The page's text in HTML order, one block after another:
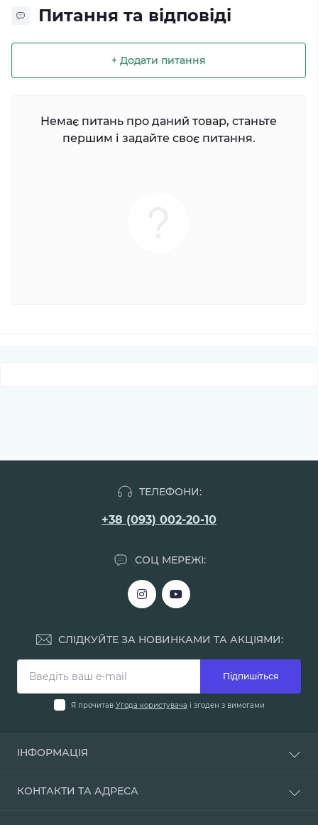
Питання та відповіді
+ Додати питання
Немає питань про даний товар, станьте
першим і задайте своє питання.
ТЕЛЕФОНИ:
+38 (093) 002-20-10
СОЦ МЕРЕЖІ:
СЛІДКУЙТЕ ЗА НОВИНКАМИ ТА АКЦІЯМИ:
Підпишіться
Я прочитав Угода користувача і згоден з вимогами
ІНФОРМАЦІЯ
Про нас
КОНТАКТИ ТА АДРЕСА